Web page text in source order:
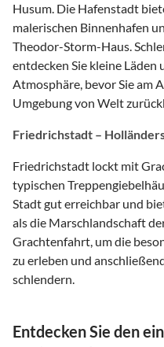
Husum. Die Hafenstadt
malerischen Binnenhafen
Theodor-Storm-Haus.
entdecken Sie kleine Läden
Atmosphäre, bevor Sie am
Umgebung von Welt
Friedrichstadt –
Friedrichstadt lockt mit
typischen
Stadt gut erreichbar und
als die Marschlandschaft
Grachtenfahrt, um die
zu erleben und
schlendern.
Entdecken Sie den